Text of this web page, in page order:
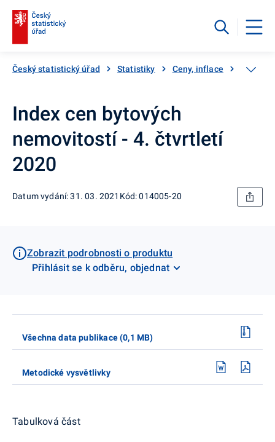
Český statistický úřad Statistiky Ceny, inflace Ceny
Index cen bytových
nemovitostí - 4. čtvrtletí
2020
Datum vydání: 31. 03. 2021 Kód: 014005-20
Zobrazit podrobnosti o produktu
Přihlásit se k odběru, objednat
Všechna data publikace (0,1 MB)
Metodické vysvětlivky
Tabulková část